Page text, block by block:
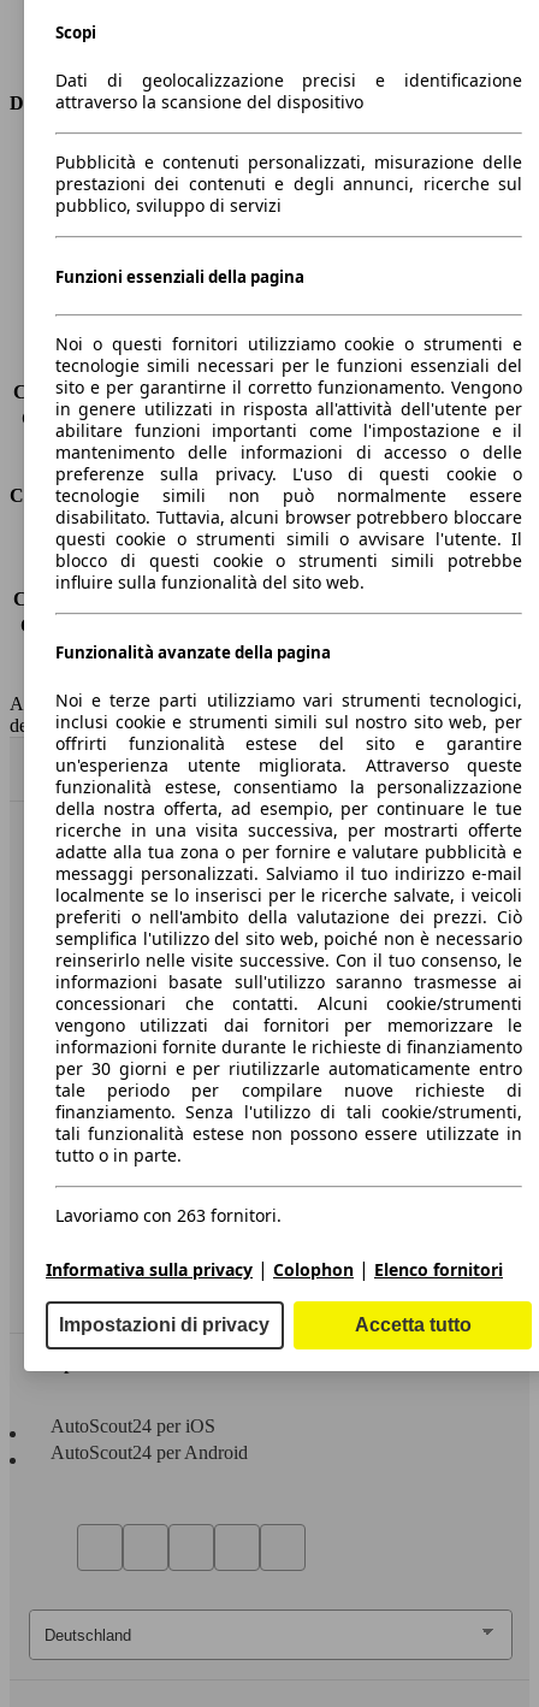
Trasmissione
Dimensioni
Lunghezza
4360 mm
Altezza
1810 mm
Larghezza
1750 mm
Passo
2810 mm
Carico massimo
-
Porte
4
Sedili
5
Carico sul tetto
-
Capacità di traino (senza freni) -
Capacità di traino (con freni)
1200 kg
Volume del bagagliaio
800 - 3000 l
Consumi
Emissioni di CO2*
175 g/km (komb.)
Consumo (urbano)
9.9 l/100km
Consumo (extra-urbano)
Consumo (combinato)*
Classe di emissione
Euro 5
AutoScout24 non si assume alcuna responsabilità per la correttezza
dei dati.
Torna su
Benvenuti su AutoScout24, il mercato auto europeo.
Società
A proposito di AutoScout24
Stampa
Media
Condizioni generali
Informazioni
Dichiarazione di Accessibilità
Servizi
Area rivenditori
AutoScout24 per iOS
AutoScout24 per Android
Scopi
Dati di geolocalizzazione precisi e identificazione
attraverso la scansione del dispositivo
Pubblicità e contenuti personalizzati, misurazione delle
prestazioni dei contenuti e degli annunci, ricerche sul
pubblico, sviluppo di servizi
Funzioni essenziali della pagina
Noi o questi fornitori utilizziamo cookie o strumenti e
tecnologie simili necessari per le funzioni essenziali del
sito e per garantirne il corretto funzionamento. Vengono
in genere utilizzati in risposta all'attività dell'utente per
abilitare funzioni importanti come l'impostazione e il
mantenimento delle informazioni di accesso o delle
preferenze sulla privacy. L'uso di questi cookie o
tecnologie simili non può normalmente essere
disabilitato. Tuttavia, alcuni browser potrebbero bloccare
questi cookie o strumenti simili o avvisare l'utente. Il
blocco di questi cookie o strumenti simili potrebbe
influire sulla funzionalità del sito web.
Funzionalità avanzate della pagina
Noi e terze parti utilizziamo vari strumenti tecnologici,
inclusi cookie e strumenti simili sul nostro sito web, per
offrirti funzionalità estese del sito e garantire
un'esperienza utente migliorata. Attraverso queste
funzionalità estese, consentiamo la personalizzazione
della nostra offerta, ad esempio, per continuare le tue
ricerche in una visita successiva, per mostrarti offerte
adatte alla tua zona o per fornire e valutare pubblicità e
messaggi personalizzati. Salviamo il tuo indirizzo e-mail
localmente se lo inserisci per le ricerche salvate, i veicoli
preferiti o nell'ambito della valutazione dei prezzi. Ciò
semplifica l'utilizzo del sito web, poiché non è necessario
reinserirlo nelle visite successive. Con il tuo consenso, le
informazioni basate sull'utilizzo saranno trasmesse ai
concessionari che contatti. Alcuni cookie/strumenti
vengono utilizzati dai fornitori per memorizzare le
informazioni fornite durante le richieste di finanziamento
per 30 giorni e per riutilizzarle automaticamente entro
tale periodo per compilare nuove richieste di
finanziamento. Senza l'utilizzo di tali cookie/strumenti,
tali funzionalità estese non possono essere utilizzate in
tutto o in parte.
Lavoriamo con 263 fornitori.
Informativa sulla privacy | Colophon | Elenco fornitori
Impostazioni di privacy Accetta tutto